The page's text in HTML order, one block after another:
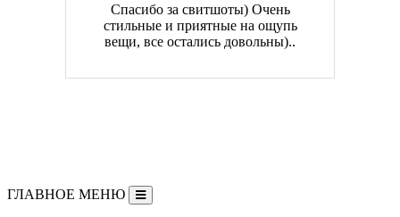
Спасибо за свитшоты) Очень
стильные и приятные на ощупь
вещи, все остались довольны)..
ГЛАВНОЕ МЕНЮ